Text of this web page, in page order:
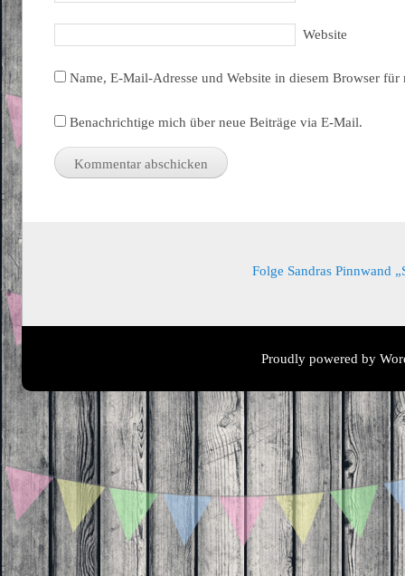
Website
Name, E-Mail-Adresse und Website in diesem Browser
Benachrichtige mich über neue Beiträge via E-Mail.
Folge Sandras Pinnwand
Proudly powered by